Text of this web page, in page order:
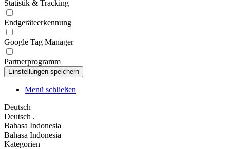
Statistik & Tracking
Endgeräteerkennung
Google Tag Manager
Partnerprogramm
Menü schließen
Deutsch
Deutsch .
Bahasa Indonesia
Bahasa Indonesia
Kategorien